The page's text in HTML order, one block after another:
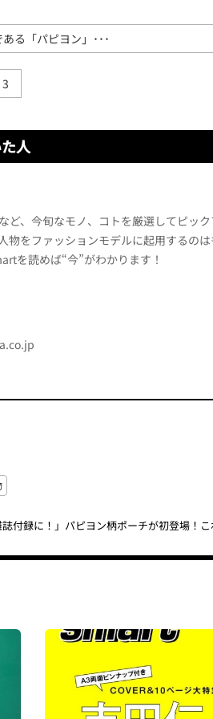
る「パピヨン」･･･
3
人
ど、今旬なモノ、コトを厳選してピッ
をファッションモデルに起用するのは
を読めば“今”がわかります！